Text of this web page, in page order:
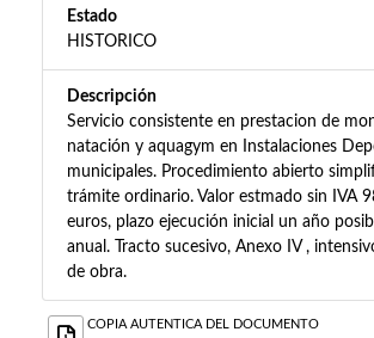
Estado
HISTORICO
Descripción
Servicio consistente en prestacion de
natación y aquagym en Instalaciones
municipales. Procedimiento abierto
trámite ordinario. Valor estmado sin IVA
euros, plazo ejecución inicial un año
anual. Tracto sucesivo, Anexo IV ,
de obra.
COPIA AUTENTICA DEL DOCUMENTO